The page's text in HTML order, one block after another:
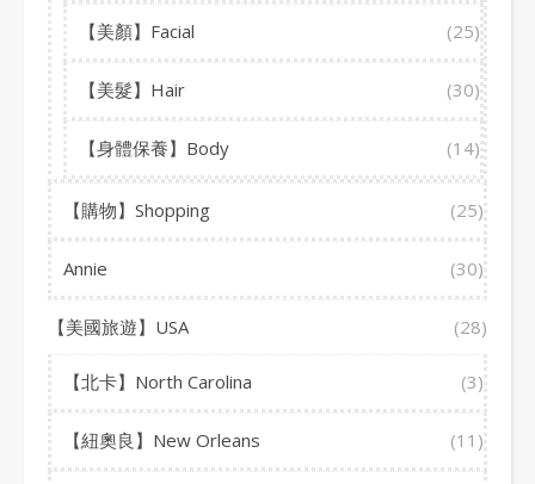
【美顏】Facial (25)
【美髮】Hair (30)
【身體保養】Body (14)
【購物】Shopping (25)
Annie (30)
【美國旅遊】USA (28)
【北卡】North Carolina (3)
【紐奧良】New Orleans (11)